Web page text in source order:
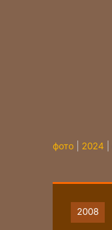
фото 2024
2008